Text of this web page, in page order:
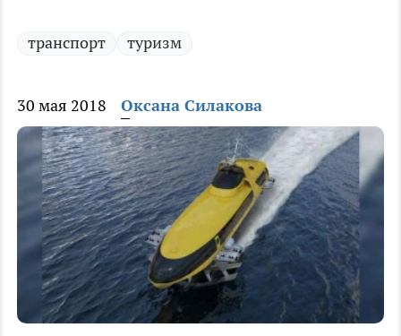
транспорт туризм
30 мая 2018 Оксана Силакова